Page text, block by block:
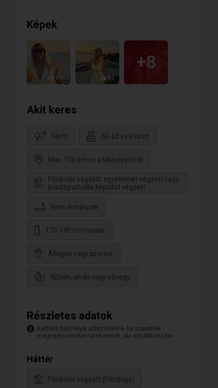
Képek
99+ 82
+8
Akit keres
Férfit 50-62 év között
Max. 100 km-re a lakhelyemtől
Főiskolát végzett, egyetemet végzett vagy
posztgraduális képzést végzett
Nem dohányzik
170-190 cm magas
Átlagos vagy sportos
Nőtlen, elvált vagy özvegy
Részletes adatok
Kattints bármelyik adatcímkére, ha szeretnél
megnézni minden társkeresőt, aki ezt állította be.
Háttér
Főiskolát végzett (Pénzügy)